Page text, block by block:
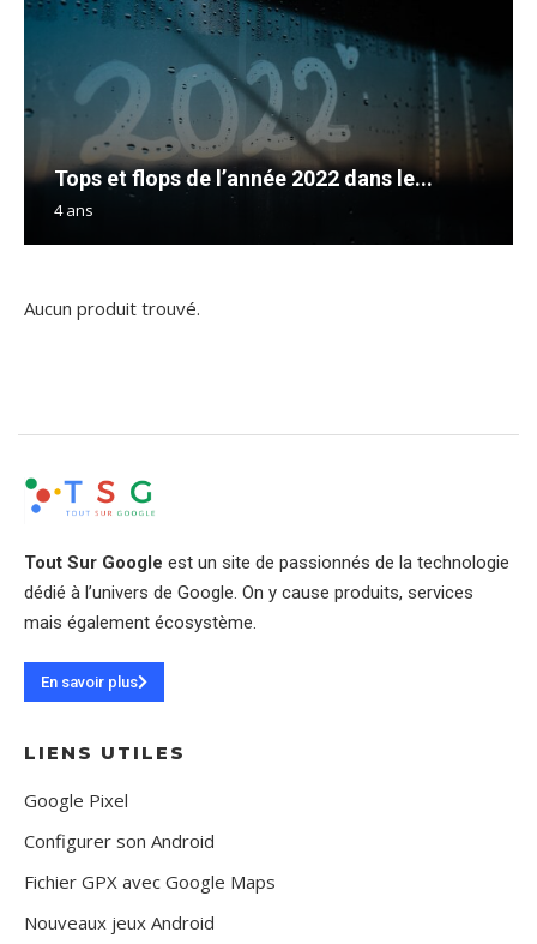
Tops et flops de l’année 2022 dans le...
4 ans
Aucun produit trouvé.
Tout Sur Google est un site de passionnés de la technologie
dédié à l’univers de Google. On y cause produits, services
mais également écosystème.
En savoir plus
LIENS UTILES
Google Pixel
Configurer son Android
Fichier GPX avec Google Maps
Nouveaux jeux Android